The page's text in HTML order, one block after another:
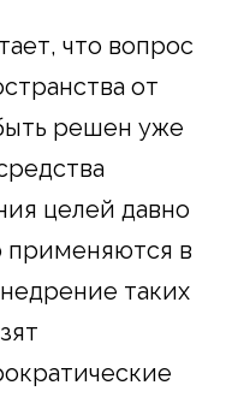
что вопрос
от
решен уже
целей давно
применяются в
таких